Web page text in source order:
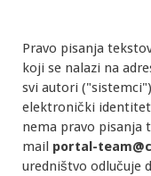
Pravo pisanja
koji se nalazi na
svi autori
elektronički
nema pravo pisanja
mail portal-
uredništvo odlučuje